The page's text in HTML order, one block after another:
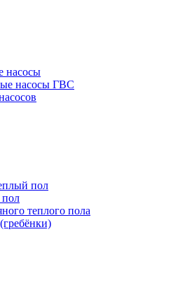
насосы
насосы ГВС
пол
теплого пола